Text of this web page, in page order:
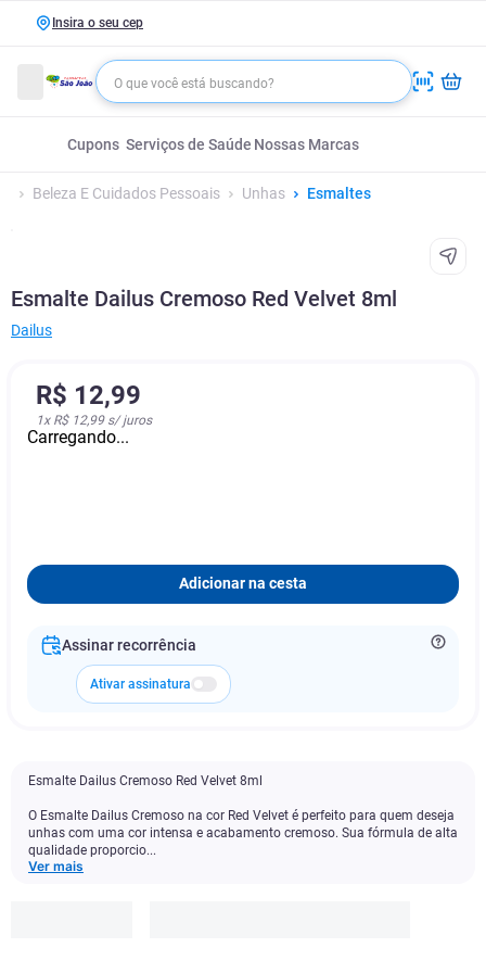
Insira o seu cep
Cupons Serviços de Saúde Nossas Marcas
Beleza E Cuidados Pessoais Unhas Esmaltes
Esmalte Dailus Cremoso Red Velvet 8ml
Dailus
R$ 12,99
1x R$ 12,99s/ juros
Carregando...
Adicionar na cesta
Assinar recorrência
Ativar assinatura
Esmalte Dailus Cremoso Red Velvet 8ml
O Esmalte Dailus Cremoso na cor Red Velvet é perfeito para quem deseja
unhas com uma cor intensa e acabamento cremoso. Sua fórmula de alta
qualidade proporcio...
Ver mais